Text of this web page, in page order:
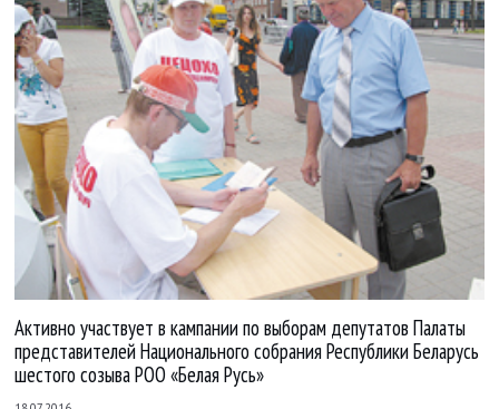
Активно участвует в кампании по выборам депутатов Палаты
представителей Национального собрания Республики Беларусь
шестого созыва РОО «Белая Русь»